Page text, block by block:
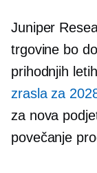
Juniper
trgovine bo
prihodnjih
zrasla za
za nova
povečanje